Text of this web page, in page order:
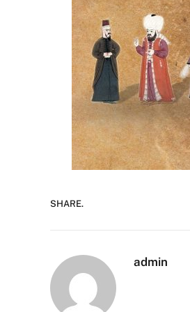
SHARE.
admin